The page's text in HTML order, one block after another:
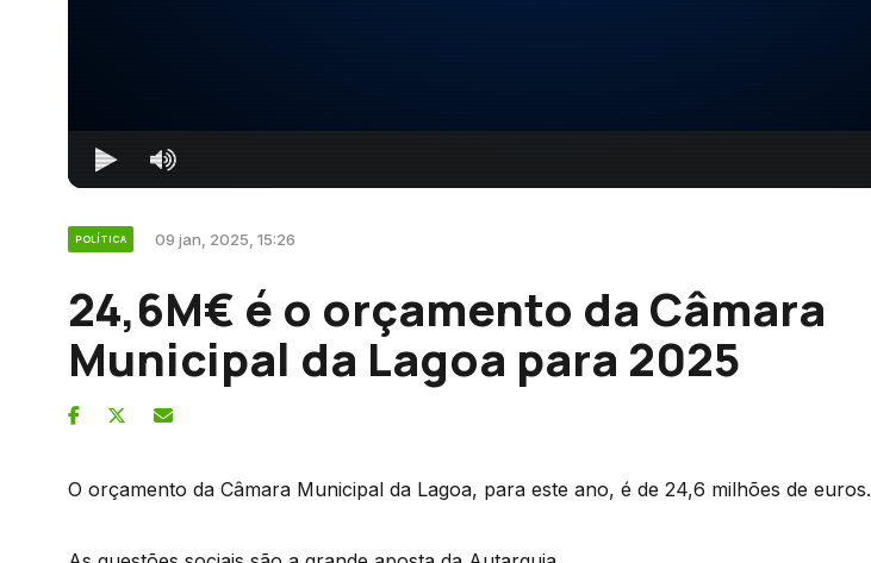
POLÍTICA 09 jan, 2025, 15:26
24,6M€ é o orçamento da Câmara
Municipal da Lagoa para 2025
O orçamento da Câmara Municipal da Lagoa, para este ano, é de 24,6 milhões de euros.